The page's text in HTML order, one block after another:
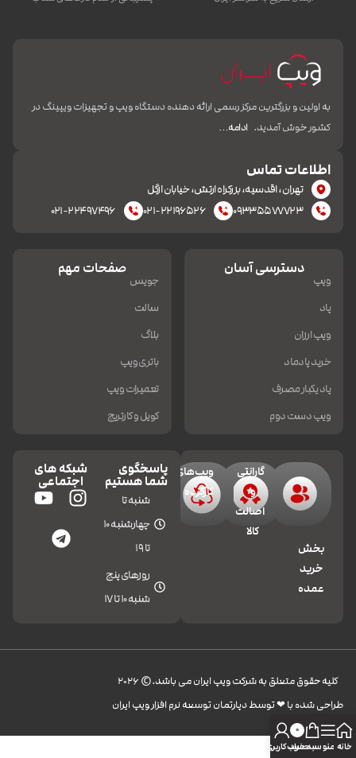
به اولین و بزرگترین مرکز رسمی ارائه دهنده دستگاه ویپ و تجهیزات ویپینگ در
کشور خوش آمدید. ادامه…
اطلاعات تماس
تهران، اقدسیه، بزرکراه ارتش، خیابان ازگل
۰۹۳۳۵۵۷۷۷۲۳
۰۲۱-۲۲۱۹۶۵۲۶ ۰۲۱-۲۲۴۹۷۴۹۶
دسترسی آسان
ویپ
پاد
ویپ ارزان
خرید پادماد
پاد یکبار مصرف
ویپ دست دوم
صفحات مهم
جویس
سالت
بلاگ
باتری ویپ
تعمیرات ویپ
کویل و کارتریج
بخش
خرید
عمده
گارانتی
و
اصالت
کالا
ویپ‌های
کارکرده
پاسخگوی
شما هستیم
شنبه تا
چهارشنبه 10
تا 19
روزهای پنج
شنبه 10 تا 17
شبکه های
اجتماعی
کليه حقوق متعلق به شرکت ویپ ایران می باشد.© 2026
طراحی شده با ❤︎ توسط دپارتمان توسعه نرم افزار ویپ ایران
خانه منو
0
سبد خرید
حساب کاربری من